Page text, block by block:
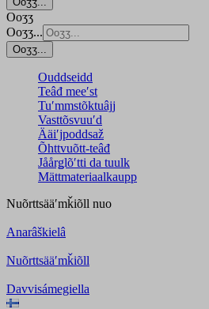
Ooʒʒ
Ooʒʒ...
Ooʒʒ...
Ouddseidd
Teâđ meeʹst
Tuʹmmstõktuâjj
Vasttõsvuuʹd
Ääiʹjpoddsaž
Õhttvuõtt-teâđ
Jåårǥlõʹtti da tuulk
Mättmateriaalkaupp
Nuõrttsääʹmǩiõll nuo
Anarâškielâ
Nuõrttsääʹmǩiõll
Davvisámegiella